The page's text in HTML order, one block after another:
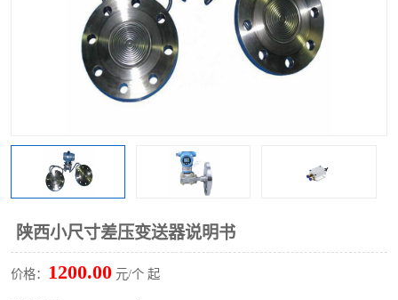
陕西小尺寸差压变送器说明书
价格： 1200.00 元/个 起